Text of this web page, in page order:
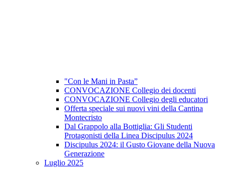
"Con le Mani in Pasta”
CONVOCAZIONE Collegio dei docenti
CONVOCAZIONE Collegio degli educatori
Offerta speciale sui nuovi vini della Cantina
Montecristo
Dal Grappolo alla Bottiglia: Gli Studenti
Protagonisti della Linea Discipulus 2024
Discipulus 2024: il Gusto Giovane della Nuova
Generazione
Luglio 2025